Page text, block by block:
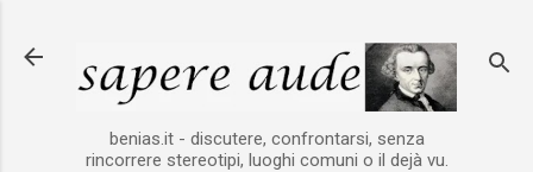
benias.it - discutere, confrontarsi, senza
rincorrere stereotipi, luoghi comuni o il dejà vu.